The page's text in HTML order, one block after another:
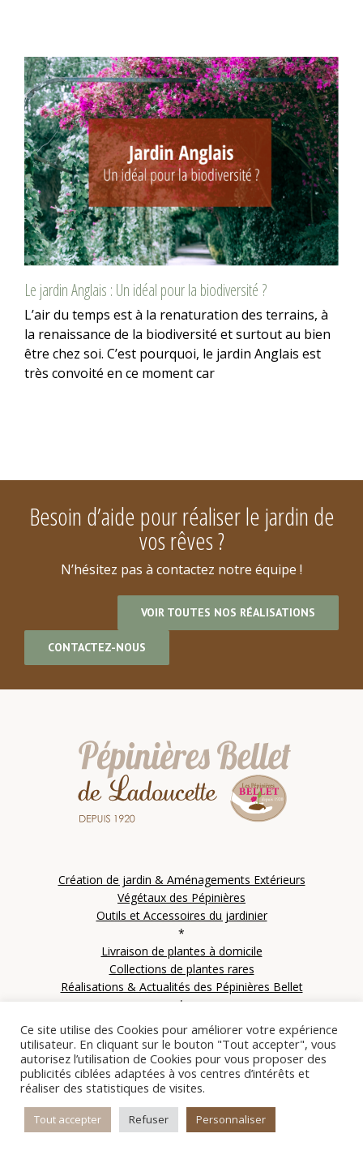
Le jardin Anglais : Un idéal pour la biodiversité ?
L’air du temps est à la renaturation des terrains, à
la renaissance de la biodiversité et surtout au bien
être chez soi. C’est pourquoi, le jardin Anglais est
très convoité en ce moment car
Besoin d’aide pour réaliser le jardin de
vos rêves ?
N’hésitez pas à contactez notre équipe !
VOIR TOUTES NOS RÉALISATIONS
CONTACTEZ-NOUS
Création de jardin & Aménagements Extérieurs
Végétaux des Pépinières
Outils et Accessoires du jardinier
*
Livraison de plantes à domicile
Collections de plantes rares
Réalisations & Actualités des Pépinières Bellet
*
Contactez les Pépinières Bellet
© Copyright 2021 SARL Le clos des IFS – Les pépinières Bellet de Ladoucette – Tous
Ce site utilise des Cookies pour améliorer votre expérience
utilisateur. En cliquant sur le bouton "Tout accepter", vous
autorisez l’utilisation de Cookies pour vous proposer des
publicités ciblées adaptées à vos centres d’intérêts et
réaliser des statistiques de visites.
Tout accepter Refuser Personnaliser